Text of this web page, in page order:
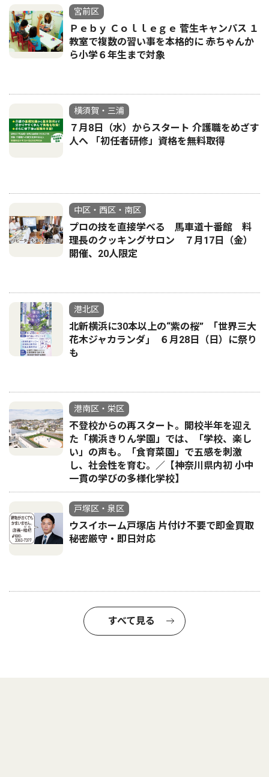
宮前区
Ｐｅｂｙ Ｃｏｌｌｅｇｅ 菅生キャンパス １
教室で複数の習い事を本格的に 赤ちゃんか
ら小学６年生まで対象
横須賀・三浦
７月8日（水）からスタート 介護職をめざす
人へ 「初任者研修」資格を無料取得
中区・西区・南区
プロの技を直接学べる 馬車道十番館 料
理長のクッキングサロン ７月17日（金）
開催、20人限定
港北区
北新横浜に30本以上の“紫の桜” ｢世界三大
花木ジャカランダ｣ ６月28日（日）に祭り
も
港南区・栄区
不登校からの再スタート。開校半年を迎え
た「横浜きりん学園」では、「学校、楽し
い」の声も。「食育菜園」で五感を刺激
し、社会性を育む。／【神奈川県内初 小中
一貫の学びの多様化学校】
戸塚区・泉区
ウスイホーム戸塚店 片付け不要で即金買取
秘密厳守・即日対応
すべて見る